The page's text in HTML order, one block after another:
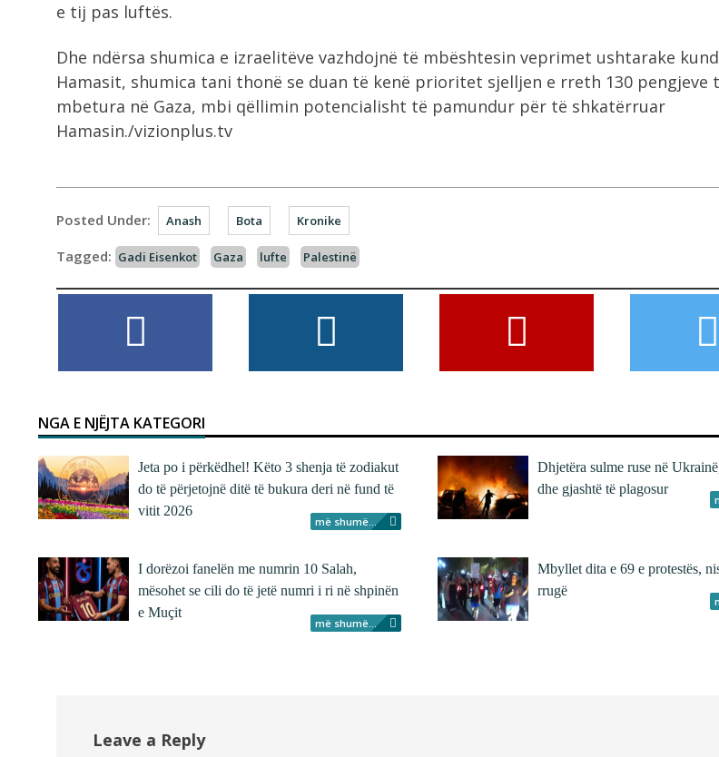
e tij pas luftës.
Dhe ndërsa shumica e izraelitëve vazhdojnë të mbështesin veprimet ushtarake
Hamasit, shumica tani thonë se duan të kenë prioritet sjelljen e rreth 130 pengjeve
mbetura në Gaza, mbi qëllimin potencialisht të pamundur për të shkatërruar
Hamasin./vizionplus.tv
Posted Under: Anash Bota Kronike
Tagged: Gadi Eisenkot Gaza lufte Palestinë
NGA E NJËJTA KATEGORI
Jeta po i përkëdhel! Këto 3 shenja të zodiakut
do të përjetojnë ditë të bukura deri në fund të
vitit 2026
më shumë...
Dhjetëra sulme ruse në
dhe gjashtë të plagosur
I dorëzoi fanelën me numrin 10 Salah,
mësohet se cili do të jetë numri i ri në shpinën
e Muçit
më shumë...
Mbyllet dita e 69 e protestës,
rrugë
Leave a Reply